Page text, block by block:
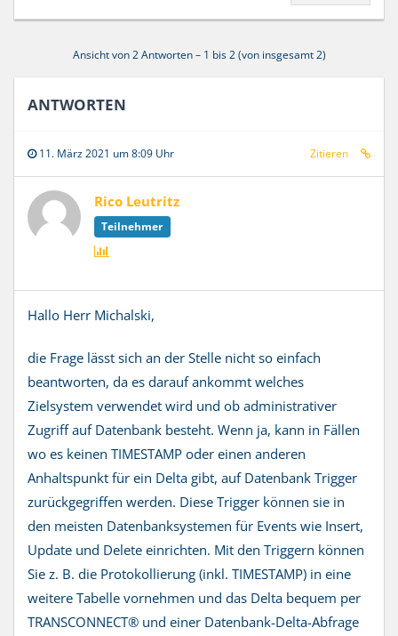
Ansicht von 2 Antworten – 1 bis 2 (von insgesamt 2)
ANTWORTEN
11. März 2021 um 8:09 Uhr Zitieren
Rico Leutritz
Teilnehmer
Hallo Herr Michalski,
die Frage lässt sich an der Stelle nicht so einfach
beantworten, da es darauf ankommt welches
Zielsystem verwendet wird und ob administrativer
Zugriff auf Datenbank besteht. Wenn ja, kann in Fällen
wo es keinen TIMESTAMP oder einen anderen
Anhaltspunkt für ein Delta gibt, auf Datenbank Trigger
zurückgegriffen werden. Diese Trigger können sie in
den meisten Datenbanksystemen für Events wie Insert,
Update und Delete einrichten. Mit den Triggern können
Sie z. B. die Protokollierung (inkl. TIMESTAMP) in eine
weitere Tabelle vornehmen und das Delta bequem per
TRANSCONNECT® und einer Datenbank-Delta-Abfrage